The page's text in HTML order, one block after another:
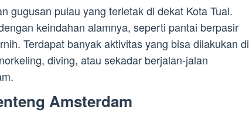
gugusan pulau yang terletak di dekat Kota Tual.
keindahan alamnya, seperti pantai berpasir
Terdapat banyak aktivitas yang bisa dilakukan di
diving, atau sekadar berjalan-jalan
Amsterdam